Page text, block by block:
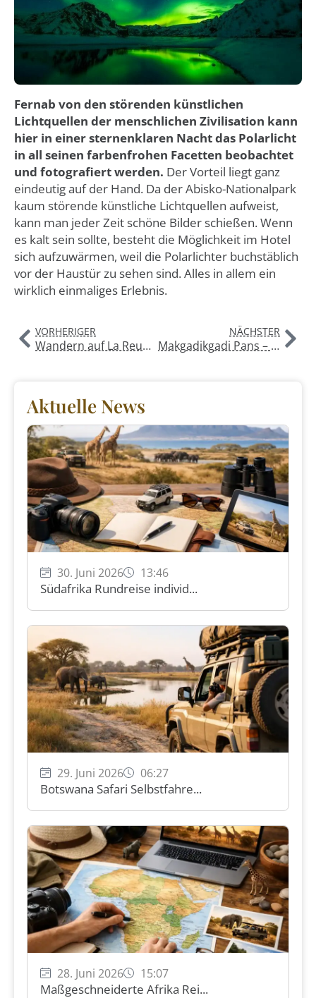
Fernab von den störenden künstlichen
Lichtquellen der menschlichen Zivilisation kann
hier in einer sternenklaren Nacht das Polarlicht
in all seinen farbenfrohen Facetten beobachtet
und fotografiert werden. Der Vorteil liegt ganz
eindeutig auf der Hand. Da der Abisko-Nationalpark
kaum störende künstliche Lichtquellen aufweist,
kann man jeder Zeit schöne Bilder schießen. Wenn
es kalt sein sollte, besteht die Möglichkeit im Hotel
sich aufzuwärmen, weil die Polarlichter buchstäblich
vor der Haustür zu sehen sind. Alles in allem ein
wirklich einmaliges Erlebnis.
VORHERIGER
Wandern auf La Reunion – Reisebericht von Claudia Steimel und Stefan Lingnau
NÄCHSTER
Makgadikgadi Pans – die Zebramigration- Botswanas best gehütetes Geheimnis
Aktuelle News
30. Juni 2026 13:46
Südafrika Rundreise individ...
29. Juni 2026 06:27
Botswana Safari Selbstfahre...
28. Juni 2026 15:07
Maßgeschneiderte Afrika Rei...